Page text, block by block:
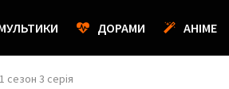
ДОРАМИ АНІМЕ
сезон 3 серія